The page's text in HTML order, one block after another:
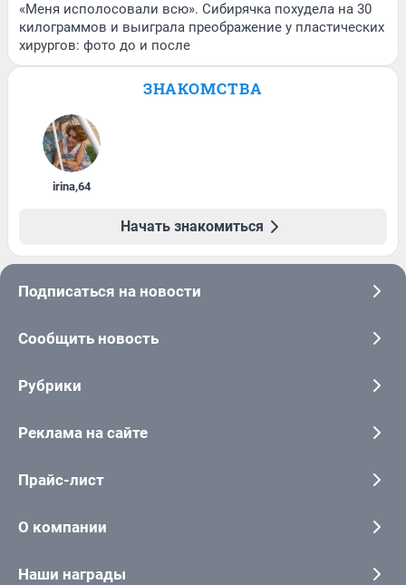
«Меня исполосовали всю». Сибирячка похудела на 30
килограммов и выиграла преображение у пластических
хирургов: фото до и после
ЗНАКОМСТВА
irina,64
Начать знакомиться
Подписаться на новости
Сообщить новость
Рубрики
Реклама на сайте
Прайс-лист
О компании
Наши награды